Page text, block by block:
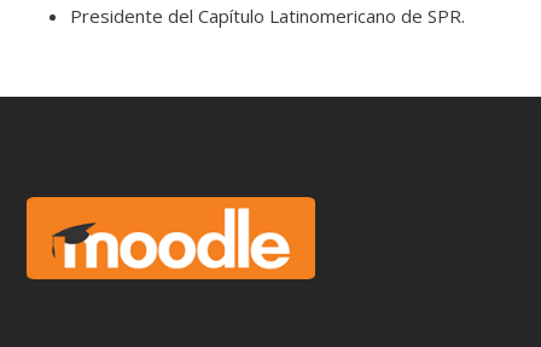
Presidente del Capítulo Latinomericano de SPR.